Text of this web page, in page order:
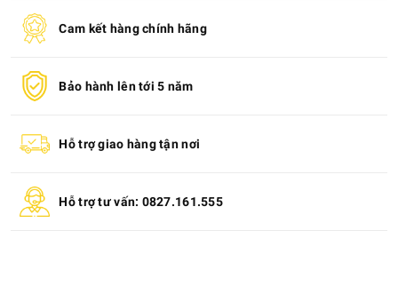
Cam kết hàng chính hãng
Bảo hành lên tới 5 năm
Hỗ trợ giao hàng tận nơi
Hỗ trợ tư vấn: 0827.161.555